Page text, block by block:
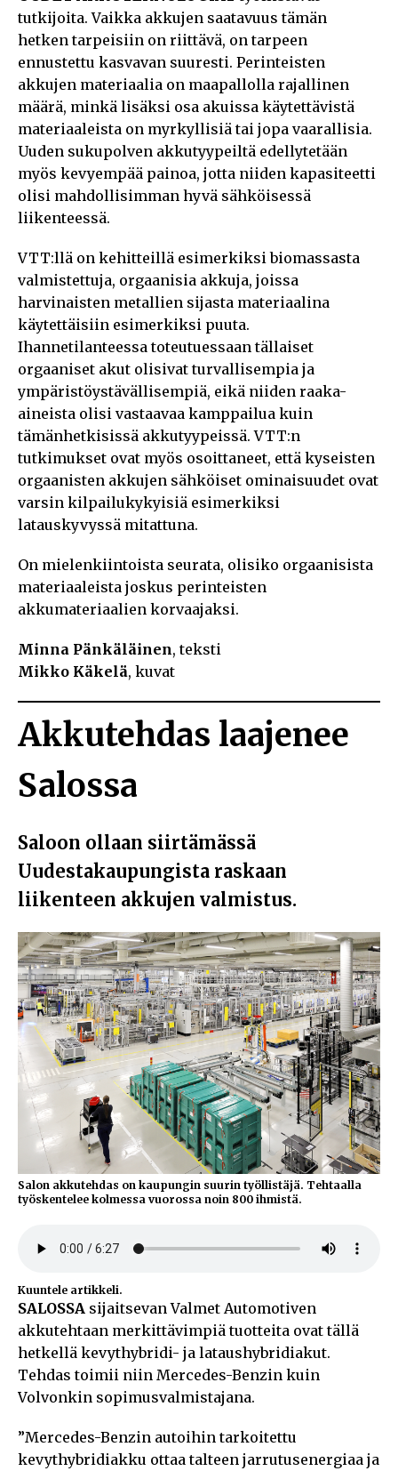
tutkijoita. Vaikka akkujen saatavuus tämän
hetken tarpeisiin on riittävä, on tarpeen
ennustettu kasvavan suuresti. Perinteisten
akkujen materiaalia on maapallolla rajallinen
määrä, minkä lisäksi osa akuissa käytettävistä
materiaaleista on myrkyllisiä tai jopa vaarallisia.
Uuden sukupolven akkutyypeiltä edellytetään
myös kevyempää painoa, jotta niiden kapasiteetti
olisi mahdollisimman hyvä sähköisessä
liikenteessä.
VTT:llä on kehitteillä esimerkiksi biomassasta
valmistettuja, orgaanisia akkuja, joissa
harvinaisten metallien sijasta materiaalina
käytettäisiin esimerkiksi puuta.
Ihannetilanteessa toteutuessaan tällaiset
orgaaniset akut olisivat turvallisempia ja
ympäristöystävällisempiä, eikä niiden raaka-
aineista olisi vastaavaa kamppailua kuin
tämänhetkisissä akkutyypeissä. VTT:n
tutkimukset ovat myös osoittaneet, että kyseisten
orgaanisten akkujen sähköiset ominaisuudet ovat
varsin kilpailukykyisiä esimerkiksi
latauskyvyssä mitattuna.
On mielenkiintoista seurata, olisiko orgaanisista
materiaaleista joskus perinteisten
akkumateriaalien korvaajaksi.
Minna Pänkäläinen, teksti
Mikko Käkelä, kuvat
Akkutehdas laajenee
Salossa
Saloon ollaan siirtämässä
Uudestakaupungista raskaan
liikenteen akkujen valmistus.
Salon akkutehdas on kaupungin suurin työllistäjä. Tehtaalla
työskentelee kolmessa vuorossa noin 800 ihmistä.
Kuuntele artikkeli.
SALOSSA sijaitsevan Valmet Automotiven
akkutehtaan merkittävimpiä tuotteita ovat tällä
hetkellä kevythybridi- ja lataushybridiakut.
Tehdas toimii niin Mercedes-Benzin kuin
Volvonkin sopimusvalmistajana.
”Mercedes-Benzin autoihin tarkoitettu
kevythybridiakku ottaa talteen jarrutusenergiaa ja